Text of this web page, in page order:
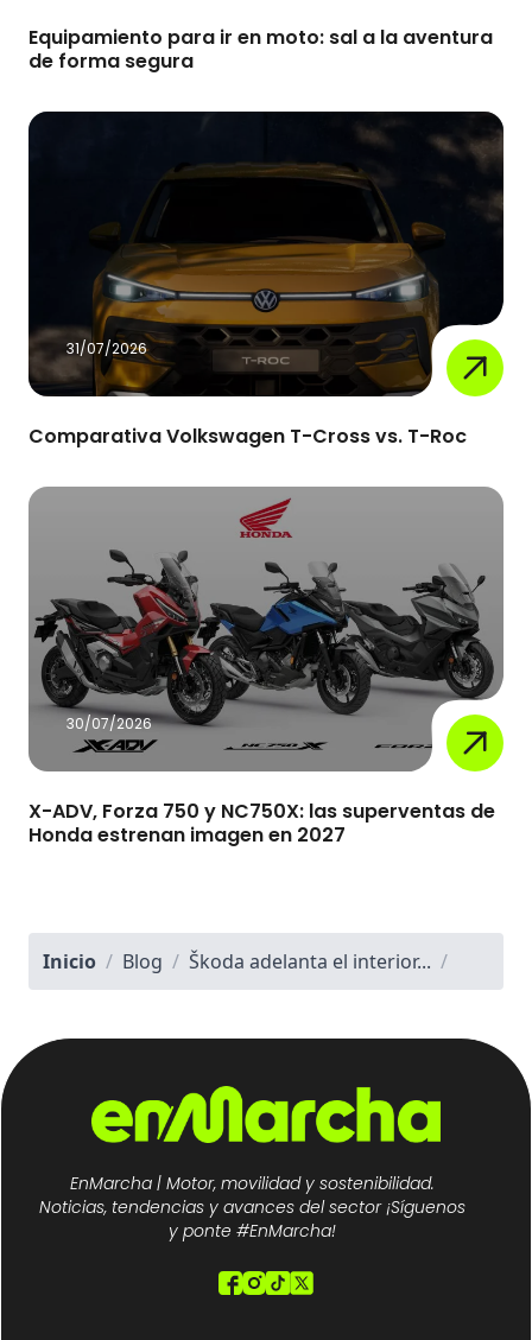
Equipamiento para ir en moto: sal a la aventura
de forma segura
31/07/2026
Comparativa Volkswagen T-Cross vs. T-Roc
30/07/2026
X-ADV, Forza 750 y NC750X: las superventas de
Honda estrenan imagen en 2027
Inicio / Blog / Škoda adelanta el interior... /
EnMarcha | Motor, movilidad y sostenibilidad.
Noticias, tendencias y avances del sector ¡Síguenos
y ponte #EnMarcha!